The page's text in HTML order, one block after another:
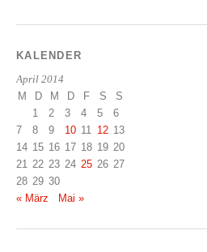
KALENDER
April 2014
M D M D F S
S
1
2 3 4 5
6
7
8 9 10 11 12 13
14 15 16 17 18 19 20
21 22 23 24 25 26 27
28 29 30
« März
Mai »